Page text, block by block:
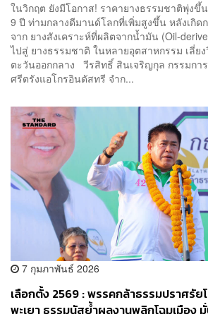
ในวิกฤต ยังมีโอกาส! ราคายางธรรมชาติพุ่งขึ้
9 ปี ท่ามกลางดีมานด์โลกที่เพิ่มสูงขึ้น หลังเกิด
จาก ยางสังเคราะห์ที่ผลิตจากน้ำมัน (Oil-
ไปสู่ ยางธรรมชาติ ในหลายอุตสาหกรรม เลี่ย
ตะวันออกกลาง วีรสิทธิ์ สินเจริญกุล กรรมกา
ศรีตรังแอโกรอินดัสทรี จำก...
7 กุมภาพันธ์ 2026
เลือกตั้ง 2569 : พรรคกล้าธรรมปราศรัย
พะเยา ธรรมนัสย้ำผลงานพลิกโฉมเมือง